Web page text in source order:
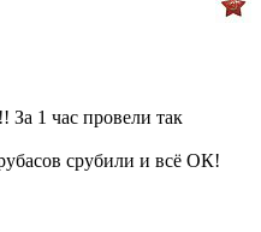
За 1 час провели так
срубили и всё ОК!